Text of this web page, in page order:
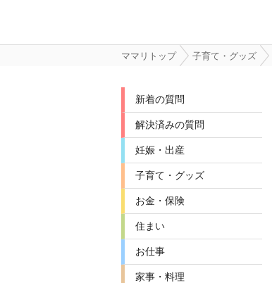
ママリトップ 子育て・グッズ
新着の質問
解決済みの質問
妊娠・出産
子育て・グッズ
お金・保険
住まい
お仕事
家事・料理